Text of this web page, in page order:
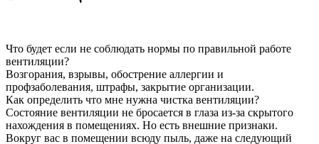
Что будет если не соблюдать нормы по правильной работе
вентиляции?
Возгорания, взрывы, обострение аллергии и
профзаболевания, штрафы, закрытие организации.
Как определить что мне нужна чистка вентиляции?
Состояние вентиляции не бросается в глаза из-за скрытого
нахождения в помещениях. Но есть внешние признаки.
Вокруг вас в помещении всюду пыль, даже на следующий